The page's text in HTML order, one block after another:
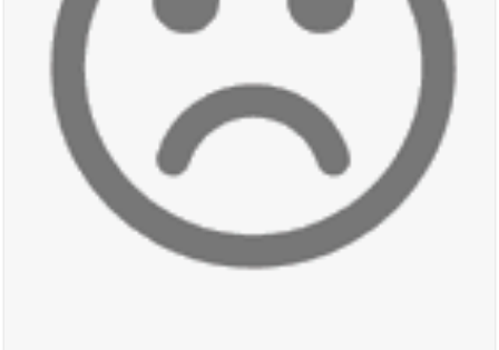
في صيدا نتيجة الانقطاع المتكرر لخط الخدمات الكهربائي
أخبار صيدا
مفرزة صيدا القضائية توقف ثلاثة أشخاص بجرائم
استدراج وابتزاز واعتداء جنسي على قاصر